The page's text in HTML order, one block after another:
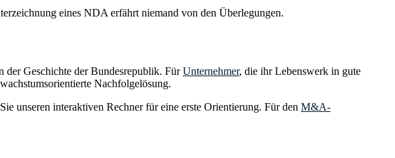
eines NDA erfährt niemand von den Überlegungen.
der Geschichte der Bundesrepublik. FürUnternehmer, die ihr Lebenswerk in gute
Nachfolgelösung.
unseren interaktiven Rechner für eine erste Orientierung. Für den M&A-